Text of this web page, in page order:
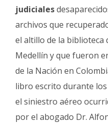
judiciales
archivos que
el altillo de la biblioteca
Medellín y que fueron
de la Nación en
libro escrito durante
el siniestro aéreo
por el abogado Dr.